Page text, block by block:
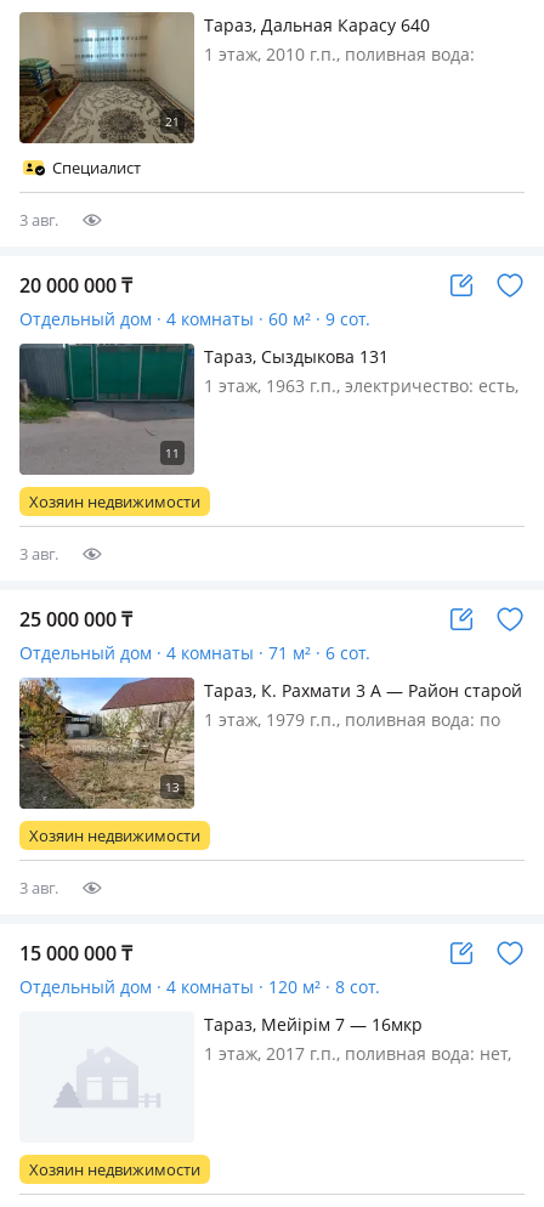
Тараз, Дальная Карасу 640
1 этаж, 2010 г.п., поливная вода:
Дальний Карасу (рядом с Школой
Специалист
3 авг.
20 000 000₸
Отдельный дом · 4 комнаты · 60 м² · 9 сот.
Тараз, Сыздыкова 131
1 этаж, 1963 г.п., электричество: есть,
газовой колонки, баня, хозпостройки.
большой двор. сад- вишн…
Хозяин недвижимости
3 авг.
25 000 000₸
Отдельный дом · 4 комнаты · 71 м² · 6 сот.
Тараз, К. Рахмати 3 А — Район старой
глазной больницы
1 этаж, 1979 г.п., поливная вода: по
жилой дом из 4 комнат общ.
площадью 71 КВ. м. с земель…
Хозяин недвижимости
3 авг.
15 000 000₸
Отдельный дом · 4 комнаты · 120 м² · 8 сот.
Тараз, Мейiрiм 7 — 16мкр
1 этаж, 2017 г.п., поливная вода: нет,
таңда үй цех боп тур
Хозяин недвижимости